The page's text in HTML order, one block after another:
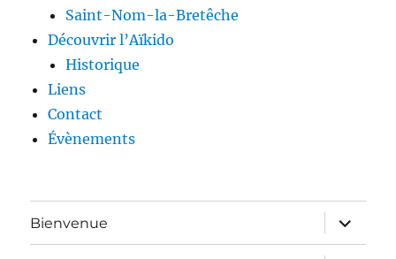
Saint-Nom-la-Bretêche
Découvrir l’Aïkido
Historique
Liens
Contact
Évènements
Bienvenue
ouvrir
le
sous-